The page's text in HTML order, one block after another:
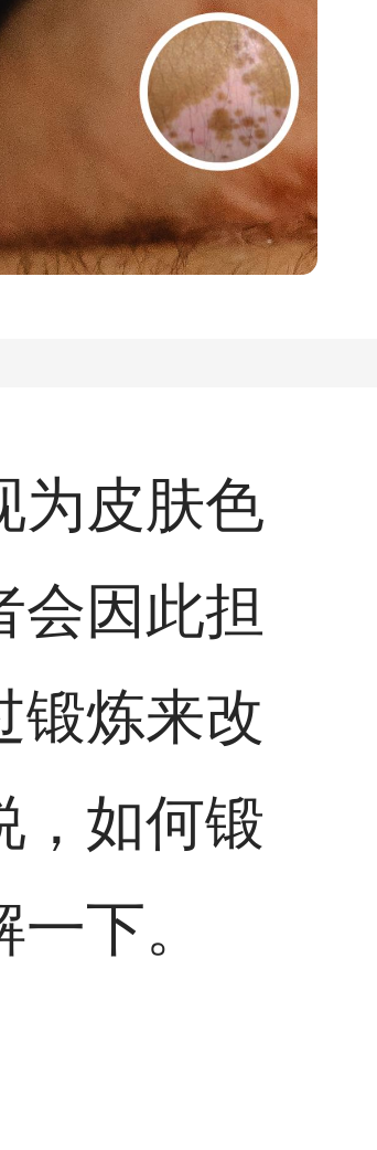
为皮肤色
会因此担
锻炼来改
，如何锻
下。